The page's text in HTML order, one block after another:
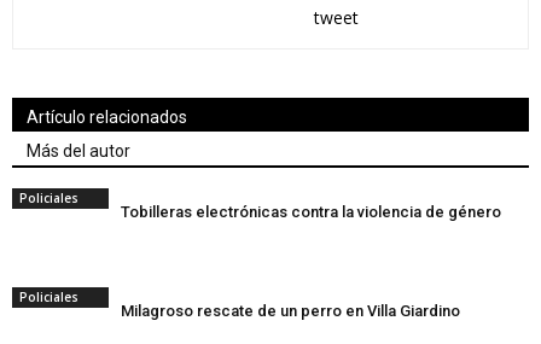
tweet
Artículo relacionados
Más del autor
Policiales
Tobilleras electrónicas contra la violencia de género
Policiales
Milagroso rescate de un perro en Villa Giardino